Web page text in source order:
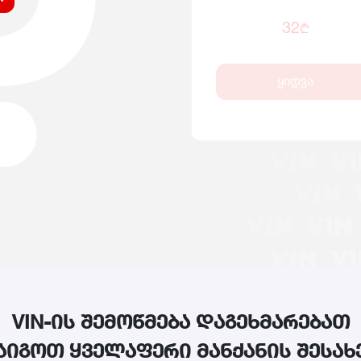
32₾
ყიდვა
VIN-ის შემოწმება დაგეხმარებათ
ყველაფერი მანქანის